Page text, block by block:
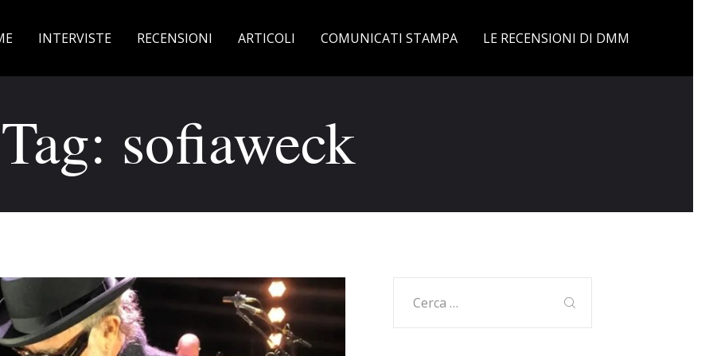
INTERVISTE RECENSIONI ARTICOLI COMUNICATI STAMPA LE RECENSIONI DI DMM
Tag: sofiaweck
per: